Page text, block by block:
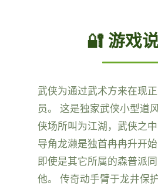
🔐 游戏
武侠为通过武术方来在现
员。 这是独家武侠小型道
侠场所叫为江湖，武侠之中
导角龙濑是独首冉冉升开始
即使是其它所属的森普派
他。 传奇动手臂于龙井保